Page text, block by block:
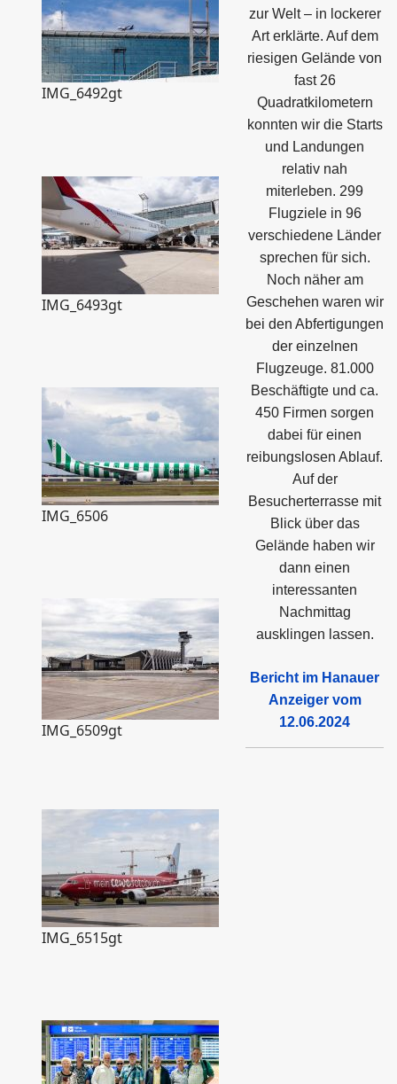
IMG_6492gt
IMG_6493gt
IMG_6506
IMG_6509gt
IMG_6515gt
zur Welt – in lockerer
Art erklärte. Auf dem
riesigen Gelände von
fast 26
Quadratkilometern
konnten wir die Starts
und Landungen
relativ nah
miterleben. 299
Flugziele in 96
verschiedene Länder
sprechen für sich.
Noch näher am
Geschehen waren wir
bei den Abfertigungen
der einzelnen
Flugzeuge. 81.000
Beschäftigte und ca.
450 Firmen sorgen
dabei für einen
reibungslosen Ablauf.
Auf der
Besucherterrasse mit
Blick über das
Gelände haben wir
dann einen
interessanten
Nachmittag
ausklingen lassen.
Bericht im Hanauer
Anzeiger vom
12.06.2024